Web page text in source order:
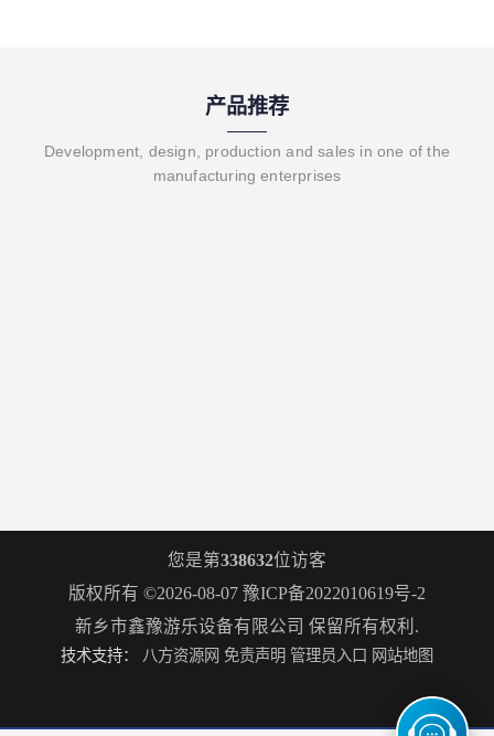
产品推荐
Development, design, production and sales in one of the
manufacturing enterprises
您是第338632位访客
版权所有 ©2026-08-07 豫ICP备2022010619号-2
新乡市鑫豫游乐设备有限公司 保留所有权利.
技术支持： 八方资源网 免责声明 管理员入口 网站地图